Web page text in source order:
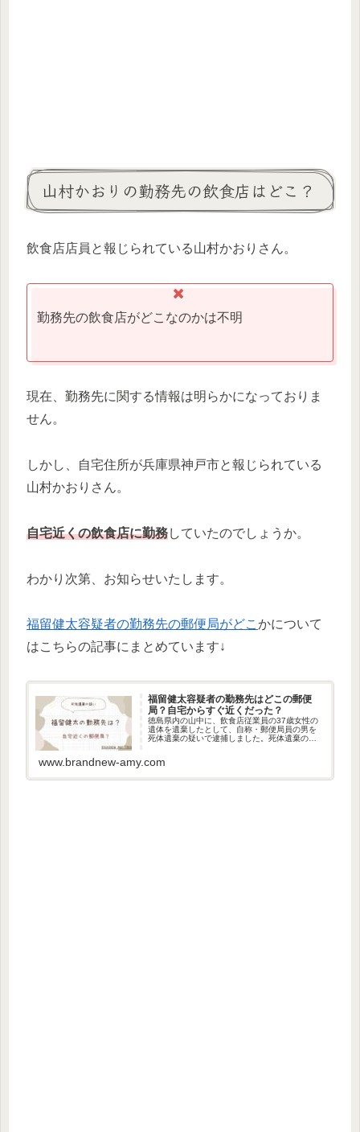
山村かおりの勤務先の飲食店はどこ？
飲食店店員と報じられている山村かおりさん。
勤務先の飲食店がどこなのかは不明
現在、勤務先に関する情報は明らかになっておりま
せん。
しかし、自宅住所が兵庫県神戸市と報じられている
山村かおりさん。
自宅近くの飲食店に勤務していたのでしょうか。
わかり次第、お知らせいたします。
福留健太容疑者の勤務先の郵便局がどこ かについて
はこちらの記事にまとめています↓
福留健太容疑者の勤務先はどこの郵便
局？自宅からすぐ近くだった？
徳島県内の山中に、飲食店従業員の37歳女性の
遺体を遺棄したとして、自称・郵便局員の男を
死体遺棄の疑いで逮捕しました。死体遺棄の疑
なのかについて調べました。福...
www.brandnew-amy.com